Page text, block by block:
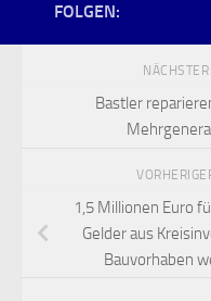
FOLGEN:
Bastler
1,5 Millionen Euro
Gelder aus
Bauvorhaben